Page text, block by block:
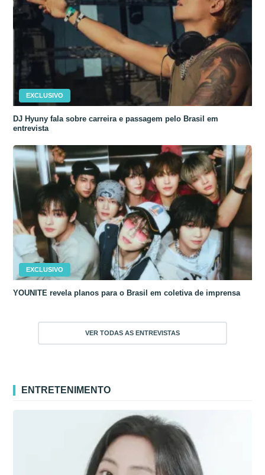
EXCLUSIVO
DJ Hyuny fala sobre carreira e passagem pelo Brasil em
entrevista
EXCLUSIVO
YOUNITE revela planos para o Brasil em coletiva de imprensa
VER TODAS AS ENTREVISTAS
ENTRETENIMENTO